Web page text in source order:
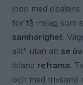
ihop med
för få inslag som
samhörighet.
allt” utan att se
ibland reframa.
och med trivsam)